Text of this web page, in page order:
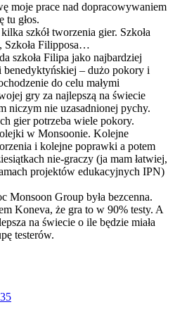
moje prace nad dopracowywaniem
tu głos.
szkół tworzenia gier. Szkoła
Szkoła Filipposa…
szkoła Filipa jako najbardziej
– dużo pokory i
do celu małymi
gry za najlepszą na świecie
niczym nie uzasadnionej pychy.
gier potrzeba wiele pokory.
w Monsoonie. Kolejne
i kolejne poprawki a potem
nie-graczy (ja mam łatwiej,
projektów edukacyjnych IPN)
Monsoon Group była bezcenna.
Koneva, że gra to w 90% testy. A
na świecie o ile będzie miała
testerów.